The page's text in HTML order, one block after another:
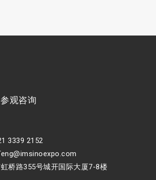
观咨询
3339 2152
桥路355号城开国际大厦7-8楼